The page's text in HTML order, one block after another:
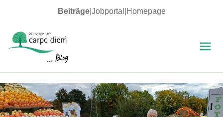
Beiträge| Jobportal Homepage
carpe diem Blog